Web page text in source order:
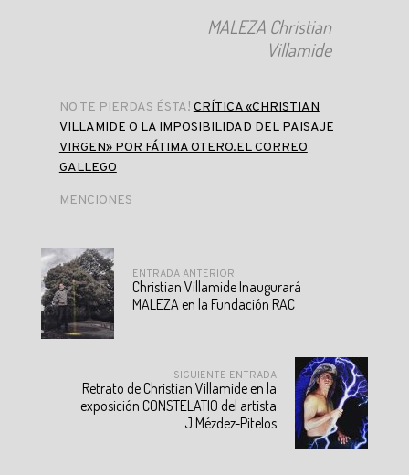
MALEZA Christian
Villamide
NO TE PIERDAS ÉSTA! CRÍTICA «CHRISTIAN
VILLAMIDE O LA IMPOSIBILIDAD DEL PAISAJE
VIRGEN» POR FÁTIMA OTERO.EL CORREO
GALLEGO
MENCIONES
ENTRADA ANTERIOR
Christian Villamide Inaugurará
MALEZA en la Fundación RAC
SIGUIENTE ENTRADA
Retrato de Christian Villamide en la
exposición CONSTELATIO del artista
J.Mézdez-Pitelos